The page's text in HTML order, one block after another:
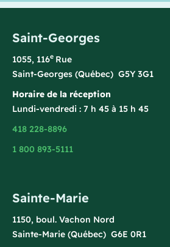
Saint-Georges
1055, 116e Rue
Saint-Georges (Québec) G5Y 3G1
Horaire de la réception
Lundi-vendredi : 7 h 45 à 15 h 45
418 228-8896
1 800 893-5111
Sainte-Marie
1150, boul. Vachon Nord
Sainte-Marie (Québec) G6E 0R1